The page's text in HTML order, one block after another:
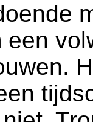
een